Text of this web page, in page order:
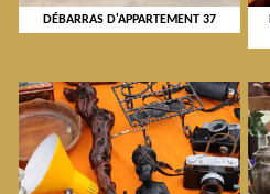
DÉBARRAS D'APPARTEMENT 37